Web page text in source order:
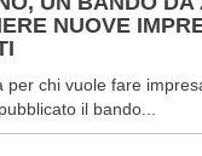
NUOVE
per chi vuole fare
il bando...